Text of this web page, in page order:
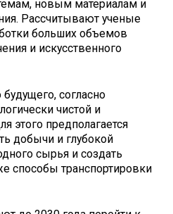
новым материалам и
Рассчитывают ученые
больших объемов
и искусственного
согласно
чистой и
этого предполагается
добычи и глубокой
сырья и создать
способы транспортировки